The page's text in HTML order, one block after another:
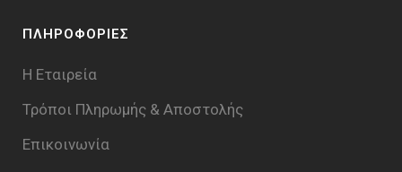
ΠΛΗΡΟΦΟΡΙΕΣ
Η Εταιρεία
Τρόποι Πληρωμής & Aποστολής
Επικοινωνία